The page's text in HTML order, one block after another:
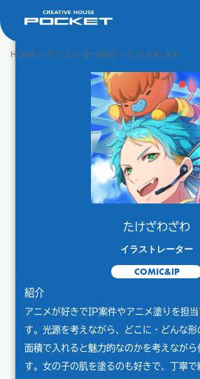
HOME> クリエイター紹介 > たけざわざわ
たけざわざわ
イラストレーター
COMIC&IP
紹介
アニメが好きでIP案件やアニメ塗りを担
す。光源を考えながら、どこに・どんな
面積で入れると魅力的なのかを考えなが
す。女の子の肌を塗るのも好きで、丁寧